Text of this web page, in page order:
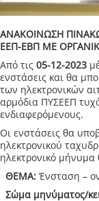
ΑΝΑΚΟΙΝΩΣΗ
ΕΕΠ-ΕΒΠ ΜΕ
Από τις 05-12-2023
ενστάσεις και θα
των ηλεκτρονικών
αρμόδια ΠΥΣΕΕΠ
ενδιαφερόμενους.
Οι ενστάσεις θα
ηλεκτρονικού
ηλεκτρονικό μήνυμα
ΘΕΜΑ: Ένσταση –
Σώμα μηνύματος/